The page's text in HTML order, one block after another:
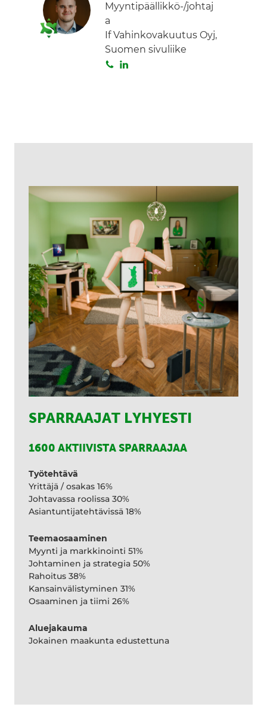
Myyntipäällikkö-/johtaj
a
If Vahinkovakuutus Oyj,
Suomen sivuliike
S
SPARRAAJAT LYHYESTI
1600 AKTIIVISTA SPARRAAJAA
Työtehtävä
Yrittäjä / osakas 16%
Johtavassa roolissa 30%
Asiantuntijatehtävissä 18%
Teemaosaaminen
Myynti ja markkinointi 51%
Johtaminen ja strategia 50%
Rahoitus 38%
Kansainvälistyminen 31%
Osaaminen ja tiimi 26%
Aluejakauma
Jokainen maakunta edustettuna